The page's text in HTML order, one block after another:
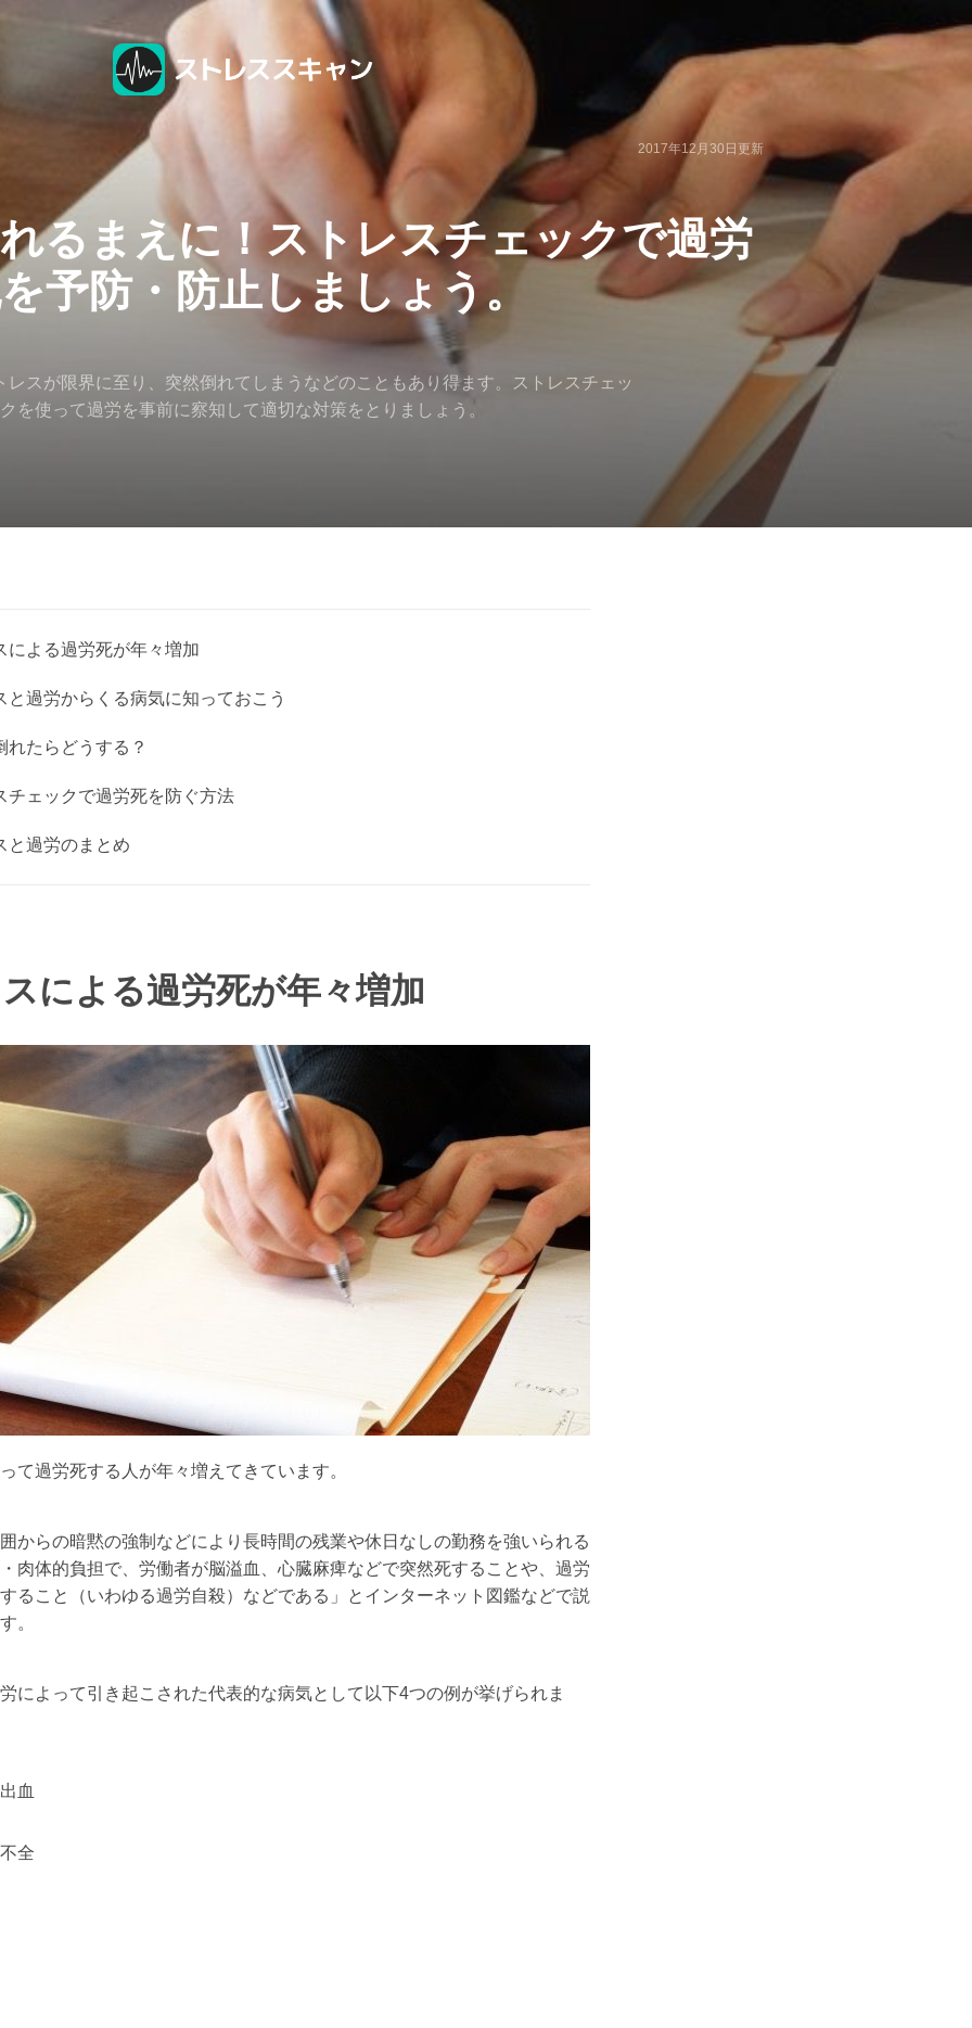
2017年12月30日 更新
るまえに！ストレスチェックで過労
予防・防止しましょう。
レスが限界に至り、突然倒れてしまうなどのこともあり得ます。ストレスチェッ
クを使って過労を事前に察知して適切な対策をとりましょう。
による過労死が年々増加
と過労からくる病気に知っておこう
れたらどうする？
チェックで過労死を防ぐ方法
と過労のまとめ
による過労死が年々増加
て過労死する人が年々増えてきています。
からの暗黙の強制などにより長時間の残業や休日なしの勤務を強いられる
肉体的負担で、労働者が脳溢血、心臓麻痺などで突然死することや、過労
ること（いわゆる過労自殺）などである」とインターネット図鑑などで説
。
によって引き起こされた代表的な病気として以下4つの例が挙げられま
血
全